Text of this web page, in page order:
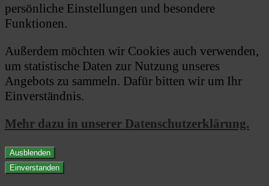
persönliche Einstellungen und besondere
Funktionen.
Außerdem möchten wir Cookies auch verwenden,
um statistische Daten zur Nutzung unseres
Angebots zu sammeln. Dafür bitten wir um Ihr
Einverständnis.
Mehr dazu in unserer Datenschutzerklärung.
Ausblenden
Einverstanden